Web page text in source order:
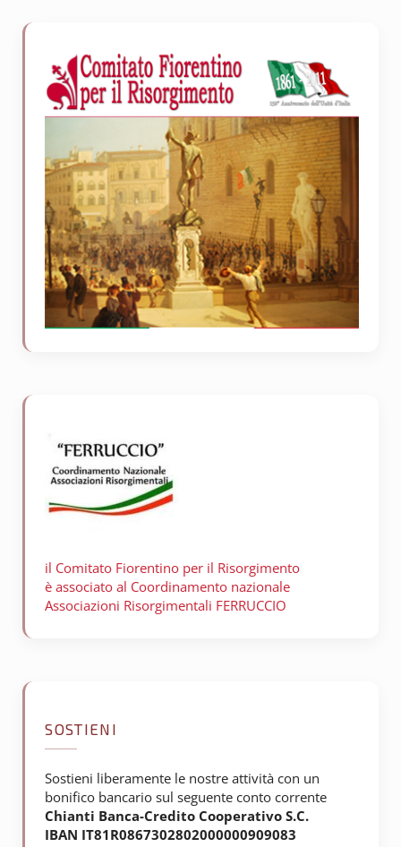
Sidebar
il Comitato Fiorentino per il Risorgimento
è associato al Coordinamento nazionale
Associazioni Risorgimentali FERRUCCIO
SOSTIENI
Sostieni liberamente le nostre attività con un
bonifico bancario sul seguente conto corrente
Chianti Banca-Credito Cooperativo S.C.
IBAN IT81R0867302802000000909083